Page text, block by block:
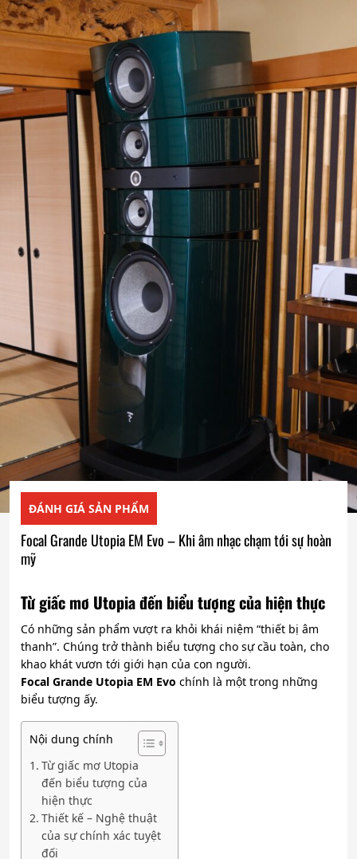
ĐÁNH GIÁ SẢN PHẨM
Focal Grande Utopia EM Evo – Khi âm nhạc chạm tới sự hoàn
mỹ
Từ giấc mơ Utopia đến biểu tượng của hiện thực
Có những sản phẩm vượt ra khỏi khái niệm “thiết bị âm
thanh”. Chúng trở thành biểu tượng cho sự cầu toàn, cho
khao khát vươn tới giới hạn của con người.
Focal Grande Utopia EM Evo chính là một trong những
biểu tượng ấy.
Nội dung chính
Từ giấc mơ Utopia
đến biểu tượng của
hiện thực
Thiết kế – Nghệ thuật
của sự chính xác tuyệt
đối